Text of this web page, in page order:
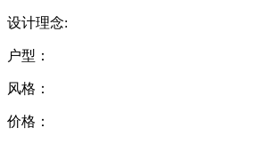
设计理念:
户型：
风格：
价格：